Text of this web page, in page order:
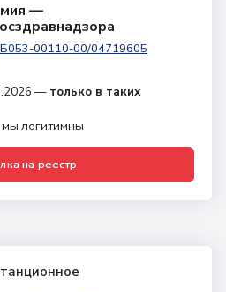
—
00110-00/04719605
— только в таких
легитимны
на реестр